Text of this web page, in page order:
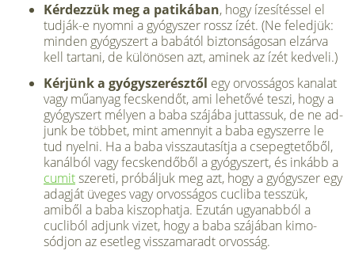
Kérdezzük meg a patikában, hogy íze­sítéssel el
tudják-e nyomni a gyógyszer rossz ízét. (Ne feledjük:
minden gyógy­szert a babától biztonságosan elzárva
kell tartani, de különösen azt, aminek az ízét kedveli.)
Kérjünk a gyógyszerésztől egy orvosságos kanalat
vagy műanyag fecskendőt, ami lehetővé teszi, hogy a
gyógyszert mé­lyen a baba szájába juttassuk, de ne ad­
junk be többet, mint amennyit a baba egyszerre le
tud nyelni. Ha a baba visszautasítja a csepegtetőből,
kanálból vagy fecskendőből a gyógyszert, és inkább a
cumitszereti, próbáljuk meg azt, hogy a gyógyszer egy
adagját üveges vagy orvos­ságos cucliba tesszük,
amiből a baba ki­szophatja. Ezután ugyanabból a
cucliból adjunk vizet, hogy a baba szájában kimo­
sódjon az esetleg visszamaradt orvosság.